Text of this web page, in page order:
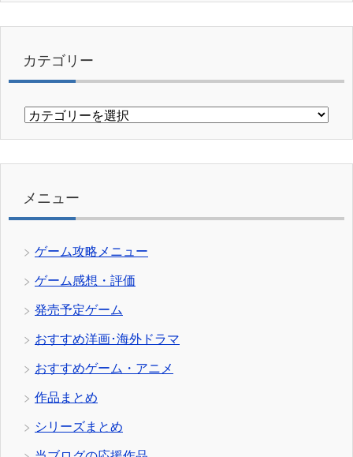
カテゴリー
カ
リ
メニュー
ゲーム攻略メニュー
ゲーム感想・評価
発売予定ゲーム
おすすめ洋画･海外ドラマ
おすすめゲーム・アニメ
作品まとめ
シリーズまとめ